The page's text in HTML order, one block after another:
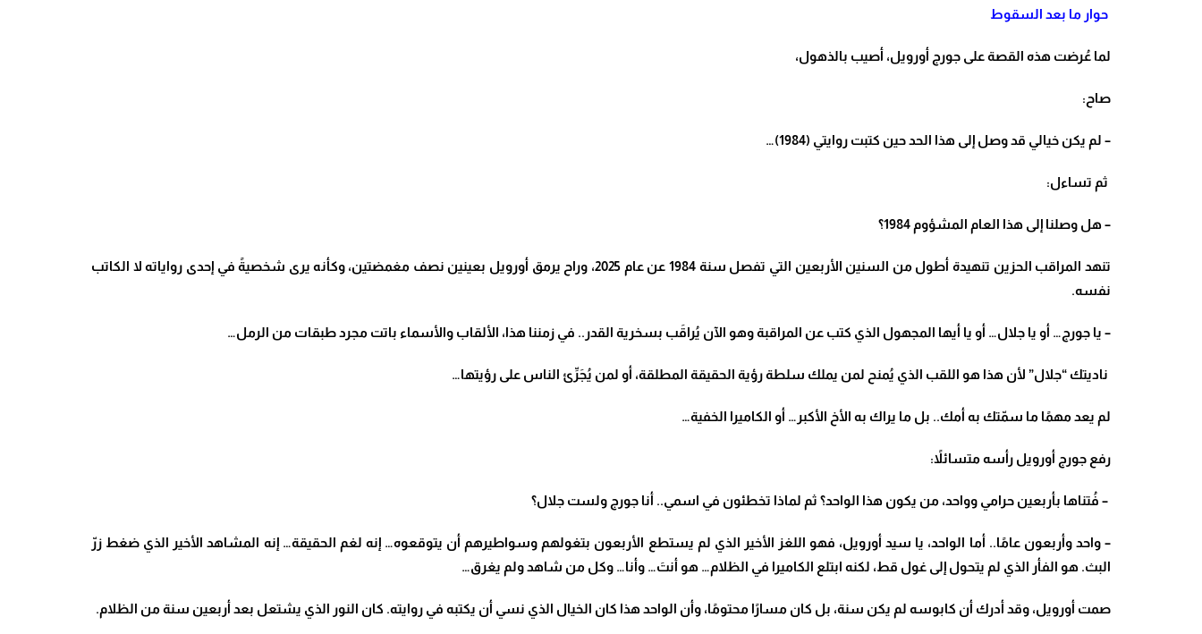
حوار ما بعد السقوط
لما عُرضت هذه القصة على جورج أورويل، أصيب بالذهول،
صاح:
– لم يكن خيالي قد وصل إلى هذا الحد حين كتبت روايتي (1984)…
ثم تساءل:
– هل وصلنا إلى هذا العام المشؤوم 1984؟
تنهد المراقب الحزين تنهيدة أطول من السنين الأربعين التي تفصل سنة 1984 عن عام 2025، وراح يرمق أورويل بعينين نصف مغمضتين، وكأنه يرى شخصيةً في إحدى رواياته لا الكاتب
نفسه.
– يا جورج… أو يا جلال… أو يا أيها المجهول الذي كتب عن المراقبة وهو الآن يُراقَب بسخرية القدر.. في زمننا هذا، الألقاب والأسماء باتت مجرد طبقات من الرمل…
ناديتك “جلال” لأن هذا هو اللقب الذي يُمنح لمن يملك سلطة رؤية الحقيقة المطلقة، أو لمن يُجَرِّئ الناس على رؤيتها…
لم يعد مهمًا ما سمّتك به أمك.. بل ما يراك به الأخ الأكبر… أو الكاميرا الخفية…
رفع جورج أورويل رأسه متسائلاً:
– فُتناها بأربعين حرامي وواحد، من يكون هذا الواحد؟ ثم لماذا تخطئون في اسمي.. أنا جورج ولست جلال؟
–واحد وأربعون عامًا.. أما الواحد، يا سيد أورويل، فهو اللغز الأخير الذي لم يستطع الأربعون بتغولهم وسواطيرهم أن يتوقعوه… إنه لغم الحقيقة… إنه المشاهد الأخير الذي ضغط زرّ
البث. هو الفأر الذي لم يتحول إلى غول قط، لكنه ابتلع الكاميرا في الظلام… هو أنتَ… وأنا… وكل من شاهد ولم يغرق…
صمت أورويل، وقد أدرك أن كابوسه لم يكن سنة، بل كان مسارًا محتومًا، وأن الواحد هذا كان الخيال الذي نسي أن يكتبه في روايته. كان النور الذي يشتعل بعد أربعين سنة من الظلام.